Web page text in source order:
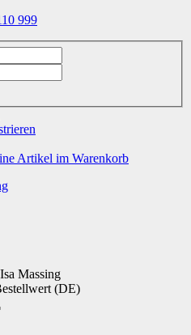
999
Artikel im Warenkorb
Isa Massing
(DE)